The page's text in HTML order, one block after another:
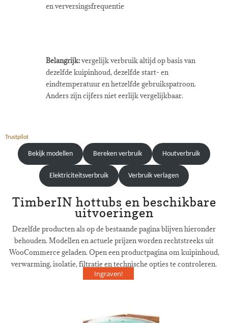
en verversingsfrequentie
Belangrijk:vergelijk verbruik altijd op basis van
dezelfde kuipinhoud, dezelfde start- en
eindtemperatuur en hetzelfde gebruikspatroon.
Anders zijn cijfers niet eerlijk vergelijkbaar.
Trustpilot
Bekijk modellen Bereken verbruik Houtverbruik
Elektriciteitsverbruik Verbruik verlagen
TimberIN hottubs en beschikbare
uitvoeringen
Dezelfde producten als op de bestaande pagina blijven hieronder
behouden. Modellen en actuele prijzen worden rechtstreeks uit
WooCommerce geladen. Open een productpagina om kuipinhoud,
verwarming, isolatie, filtratie en technische opties te controleren.
Ingraven!